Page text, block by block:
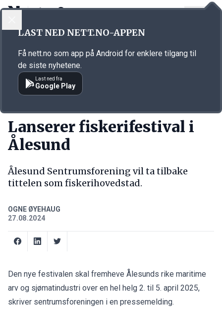
Annonsørinnhold
Lanserer fiskerifestival i
Ålesund
Ålesund Sentrumsforening vil ta tilbake
tittelen som fiskerihovedstad.
OGNE ØYEHAUG
27.08.2024
Den nye festivalen skal fremheve Ålesunds rike maritime
arv og sjømatindustri over en hel helg 2. til 5. april 2025,
skriver sentrumsforeningen i en pressemelding.
LAST NED NETT.NO-APPEN
Få nett.no som app på Android for enklere tilgang til
de siste nyhetene.
Last ned fra
Google Play